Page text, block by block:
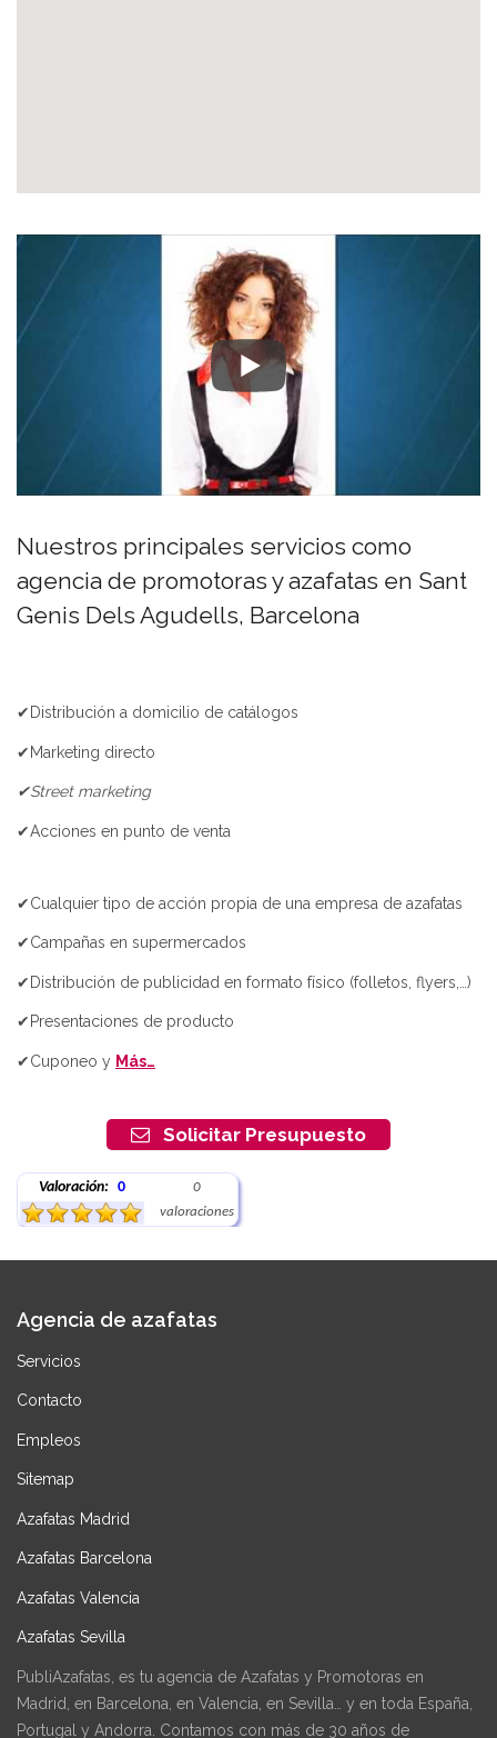
Nuestros principales servicios como
agencia de promotoras y azafatas en Sant
Genis Dels Agudells, Barcelona
✔Distribución a domicilio de catálogos
✔Marketing directo
✔Street marketing
✔Acciones en punto de venta
✔Cualquier tipo de acción propia de una empresa de azafatas
✔Campañas en supermercados
✔Distribución de publicidad en formato físico (folletos, flyers,…)
✔Presentaciones de producto
✔Cuponeo y Más…
Solicitar Presupuesto
Valoración: 0
0
valoraciones
Agencia de azafatas
Servicios
Contacto
Empleos
Sitemap
Azafatas Madrid
Azafatas Barcelona
Azafatas Valencia
Azafatas Sevilla
PubliAzafatas, es tu agencia de Azafatas y Promotoras en
Madrid, en Barcelona, en Valencia, en Sevilla… y en toda España,
Portugal y Andorra. Contamos con más de 30 años de